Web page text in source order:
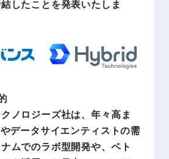
したことを発表いたしま
ノロジーズ社は、年々高ま
データサイエンティストの需
ムでのラボ型開発や、ベト